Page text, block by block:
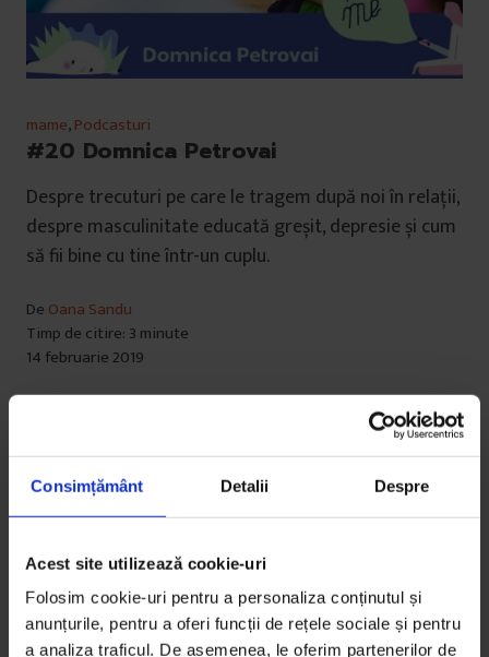
Consimțământ Detalii Despre
Acest site utilizează cookie-uri
Folosim cookie-uri pentru a personaliza conținutul și
anunțurile, pentru a oferi funcții de rețele sociale și pentru
a analiza traficul. De asemenea, le oferim partenerilor de
mame,Podcasturi
#20 Domnica Petrovai
Despre trecuturi pe care le tragem după noi în relații,
despre masculinitate educată greșit, depresie și cum
să fii bine cu tine într-un cuplu.
De Oana Sandu
Timp de citire: 3 minute
14 februarie 2019